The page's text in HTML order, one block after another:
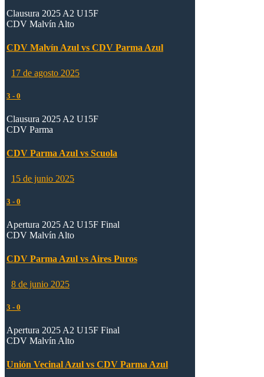
Clausura 2025 A2 U15F
CDV Malvín Alto
CDV Malvín Azul vs CDV Parma Azul
17 de agosto 2025
3 - 0
Clausura 2025 A2 U15F
CDV Parma
CDV Parma Azul vs Scuola
15 de junio 2025
3 - 0
Apertura 2025 A2 U15F Final
CDV Malvín Alto
CDV Parma Azul vs Aires Puros
8 de junio 2025
3 - 0
Apertura 2025 A2 U15F Final
CDV Malvín Alto
Unión Vecinal Azul vs CDV Parma Azul